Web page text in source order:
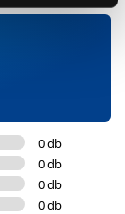
Az oldal
0 db
0 db
0 db
0 db